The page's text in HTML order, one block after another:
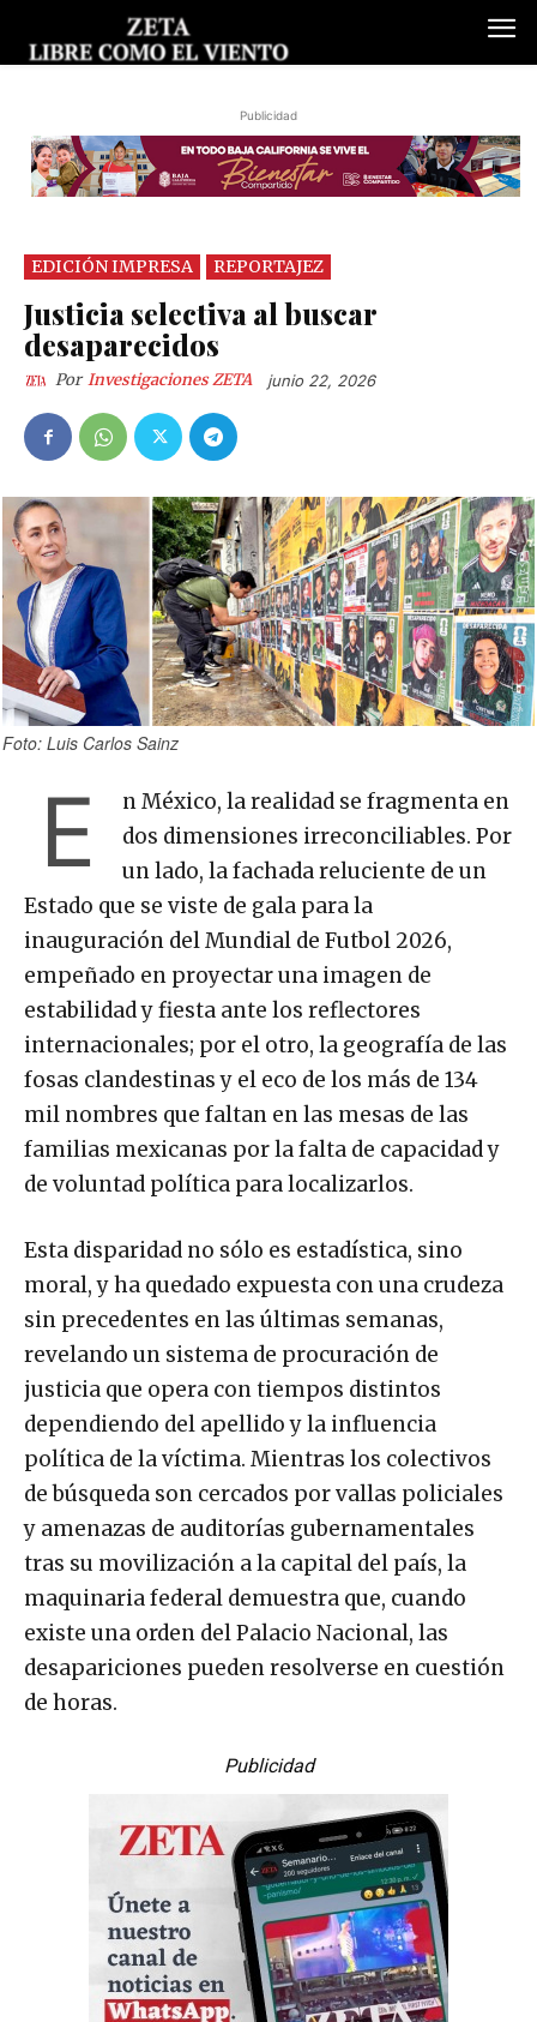
Publicidad
EDICIÓN IMPRESA REPORTAJEZ
Justicia selectiva al buscar
desaparecidos
Por Investigaciones ZETA junio 22, 2026
Foto: Luis Carlos Sainz
E
n México, la realidad se fragmenta en
dos dimensiones irreconciliables. Por
un lado, la fachada reluciente de un
Estado que se viste de gala para la
inauguración del Mundial de Futbol 2026,
empeñado en proyectar una imagen de
estabilidad y fiesta ante los reflectores
internacionales; por el otro, la geografía de las
fosas clandestinas y el eco de los más de 134
mil nombres que faltan en las mesas de las
familias mexicanas por la falta de capacidad y
de voluntad política para localizarlos.
Esta disparidad no sólo es estadística, sino
moral, y ha quedado expuesta con una crudeza
sin precedentes en las últimas semanas,
revelando un sistema de procuración de
justicia que opera con tiempos distintos
dependiendo del apellido y la influencia
política de la víctima. Mientras los colectivos
de búsqueda son cercados por vallas policiales
y amenazas de auditorías gubernamentales
tras su movilización a la capital del país, la
maquinaria federal demuestra que, cuando
existe una orden del Palacio Nacional, las
desapariciones pueden resolverse en cuestión
de horas.
Publicidad